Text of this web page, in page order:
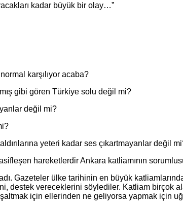
kadar büyük bir olay…”
karşılıyor acaba?
gibi gören Türkiye solu değil mi?
değil mi?
yeteri kadar ses çıkartmayanlar değil
hareketlerdir Ankara katliamının
Gazeteler ülke tarihinin en büyük
destek vereceklerini söylediler. Katliam birçok
için ellerinden ne geliyorsa yapmak için